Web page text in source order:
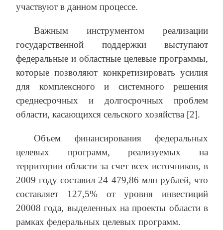
участвуют в данном процессе.
Важным инструментом реализации
государственной поддержки выступают
федеральные и областные целевые программы,
которые позволяют конкретизировать усилия
для комплексного и системного решения
среднесрочных и долгосрочных проблем
области, касающихся сельского хозяйства [2].
Объем финансирования федеральных
целевых программ, реализуемых на
территории области за счет всех источников, в
2009 году составил 24 479,86 млн рублей, что
составляет 127,5% от уровня инвестиций
20008 года, выделенных на проекты области в
рамках федеральных целевых программ.